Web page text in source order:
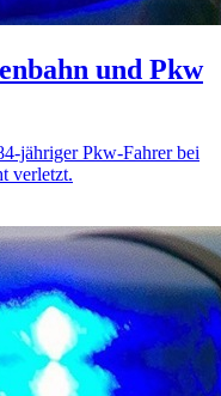
und Pkw
jähriger Pkw-Fahrer bei
verletzt.